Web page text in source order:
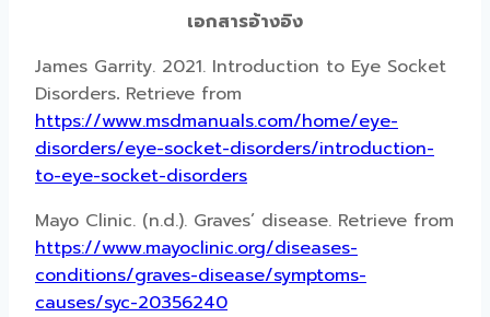
เอกสารอ้างอิง
James Garrity. 2021. Introduction to Eye Socket
Disorders. Retrieve from
https://www.msdmanuals.com/home/eye-
disorders/eye-socket-disorders/introduction-
to-eye-socket-disorders
Mayo Clinic. (n.d.). Graves’ disease. Retrieve from
https://www.mayoclinic.org/diseases-
conditions/graves-disease/symptoms-
causes/syc-20356240